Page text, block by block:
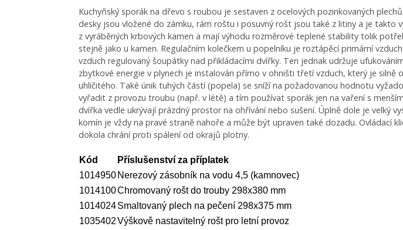
Kuchyňský sporák na dřevo s roubou je sestaven z ocelových pozinkovaných
desky jsou vložené do zámku, rám roštu i posuvný rošt jsou také z litiny a je takto
z vyráběných krbových kamen a mají výhodu rozměrové teplené stability tolik
stejně jako u kamen. Regulačním kolečkem u popelníku je roztápěcí primární
vzduch regulovaný šoupátky nad přikládacími dvířky. Ten jednak udržuje
zbytkové energie v plynech je instalován přímo v ohništi třetí vzduch, který je
uhličitého. Také únik tuhých částí (popela) se sníží na požadovanou hodnotu
vyřadit z provozu troubu (např. v létě) a tím používat sporák jen na vaření s
dvířka vedle ukrývají prázdný prostor na ohřívání nebo sušení. Úplně dole je velký
komín je vždy na pravé straně nahoře a může být upraven také dozadu. Ovládací
dokola chrání proti spálení od okrajů plotny.
Kód
Příslušenství za příplatek
1014950 Nerezový zásobník na vodu 4,5 (kamnovec)
1014100Chromovaný rošt do trouby 298x380 mm
1014024Smaltovaný plech na pečení 298x375 mm
1035402Výškově nastavitelný rošt pro letní provoz